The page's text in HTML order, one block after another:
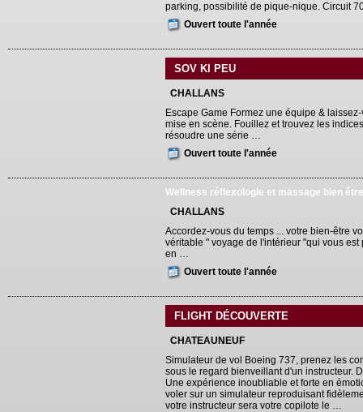
parking, possibilité de pique-nique. Circuit
Ouvert toute l'année
SOV KI PEU
CHALLANS
Escape Game Formez une équipe &
mise en scène. Fouillez et trouvez les
résoudre une série …
Ouvert toute l'année
Wellness réflexologie et massage bien être
CHALLANS
Accordez-vous du temps ... votre bien-être
véritable " voyage de l'intérieur "qui vous
en …
Ouvert toute l'année
FLIGHT DÉCOUVERTE
CHATEAUNEUF
Simulateur de vol Boeing 737, prenez les
sous le regard bienveillant d'un instructeur.
Une expérience inoubliable et forte en
voler sur un simulateur reproduisant
votre instructeur sera votre copilote le …